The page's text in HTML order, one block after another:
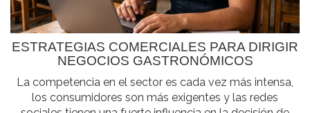
ESTRATEGIAS COMERCIALES PARA DIRIGIR
NEGOCIOS GASTRONÓMICOS
La competencia en el sector es cada vez más intensa,
los consumidores son más exigentes y las redes